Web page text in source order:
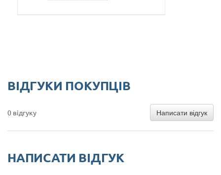
ВІДГУКИ ПОКУПЦІВ
0 відгуку Написати відгук
НАПИСАТИ ВІДГУК